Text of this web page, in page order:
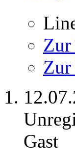
Zur
Zur
Gast